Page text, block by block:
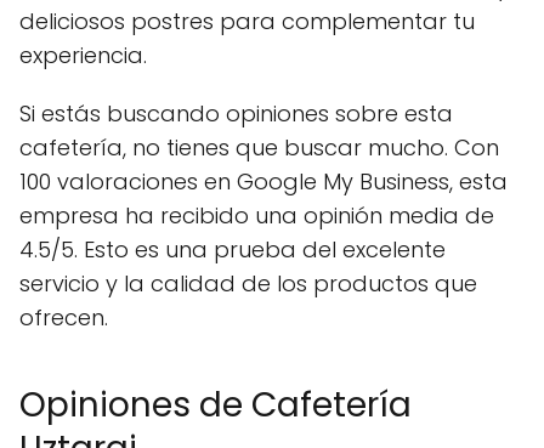
deliciosos postres para complementar tu
experiencia.
Si estás buscando opiniones sobre esta
cafetería, no tienes que buscar mucho. Con
100 valoraciones en Google My Business, esta
empresa ha recibido una opinión media de
4.5/5. Esto es una prueba del excelente
servicio y la calidad de los productos que
ofrecen.
Opiniones de Cafetería